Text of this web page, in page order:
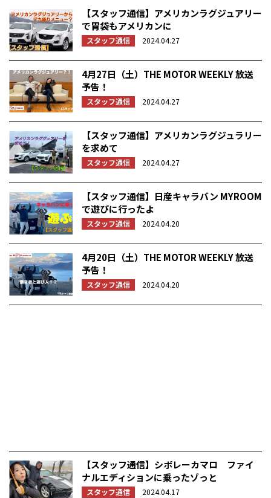
【スタッフ通信】アメリカンラグジュアリー
で胃袋もアメリカンに
スタッフ通信 2024.04.27
4月27日（土）THE MOTOR WEEKLY 放送
予告！
スタッフ通信 2024.04.27
【スタッフ通信】アメリカンラグジュラリー
を求めて
スタッフ通信 2024.04.27
【スタッフ通信】日産キャラバン MYROOM
で遊びに行ったよ
スタッフ通信 2024.04.20
4月20日（土）THE MOTOR WEEKLY 放送
予告！
スタッフ通信 2024.04.20
【スタッフ通信】シボレーカマロ ファイ
ナルエディションに乗ったゾっと
スタッフ通信 2024.04.17